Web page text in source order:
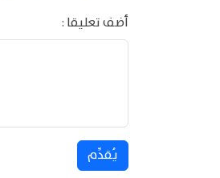
أضف تعليقا :
يُقدِّم